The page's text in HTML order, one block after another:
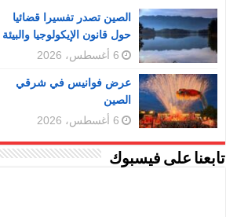
الصين تصدر تفسيرا قضائيا
حول قانون الإيكولوجيا والبيئة
6 أغسطس، 2026
عرض فوانيس في شرقي
الصين
6 أغسطس، 2026
تابعنا على فيسبوك